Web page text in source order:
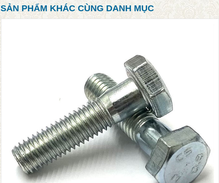
SẢN PHẨM KHÁC CÙNG DANH MỤC